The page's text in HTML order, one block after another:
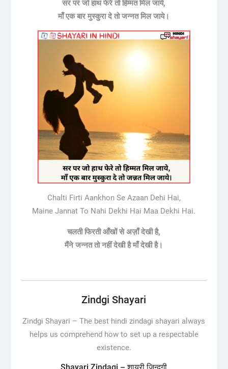
सर पर जो हाथ फेरे तो हिम्मत मिल जाये,
माँ एक बार मुस्कुरा दे तो जन्नत मिल जाये।
Chalti Firti Aankhon Se Azaan Dehi Hai,
Maine Jannat To Nahi Dekhi Hai Maa Dekhi Hai.
चलती फिरती आँखों से अज़ाँ देखी है,
मैंने जन्नत तो नहीं देखी है माँ देखी है।
Zindgi Shayari
Zindgi Shayari – The best hindi zindagi shayari always
helps us comprehend how to set up a respectable
existence.
Shayari Zindagi – शायरी ज़िन्दगी